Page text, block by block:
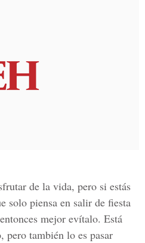
de la vida, pero si estás
solo piensa en salir de fiesta
mejor evítalo. Está
pero también lo es pasar